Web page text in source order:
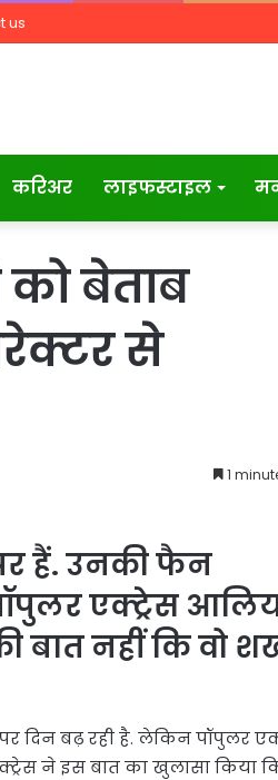
us
करिअर लाइफस्टाइल
बेताब
से
1
हैं. उनकी फैन
एक्ट्रेस
बात नहीं कि वो
दिन बढ़ रही है. लेकिन पॉपुलर
ने इस बात का खुलासा किया